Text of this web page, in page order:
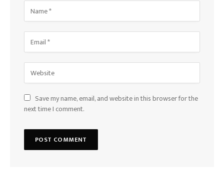
Save my name, email, and website in this browser for the
next time I comment.